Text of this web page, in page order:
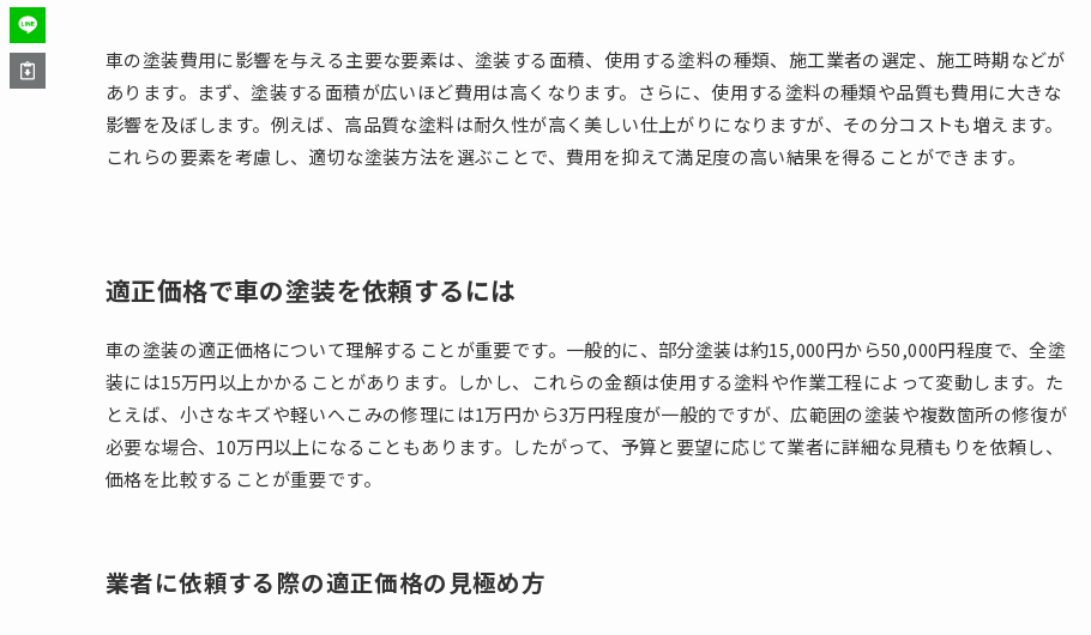
車の塗装費用に影響を与える主要な要素は、塗装する面積、使用する塗料の種類、施工業者の選定、施工時期などが
あります。まず、塗装する面積が広いほど費用は高くなります。さらに、使用する塗料の種類や品質も費用に大きな
影響を及ぼします。例えば、高品質な塗料は耐久性が高く美しい仕上がりになりますが、その分コストも増えます。
これらの要素を考慮し、適切な塗装方法を選ぶことで、費用を抑えて満足度の高い結果を得ることができます。
適正価格で車の塗装を依頼するには
車の塗装の適正価格について理解することが重要です。一般的に、部分塗装は約15,000円から50,000円程度で、全塗
装には15万円以上かかることがあります。しかし、これらの金額は使用する塗料や作業工程によって変動します。た
とえば、小さなキズや軽いへこみの修理には1万円から3万円程度が一般的ですが、広範囲の塗装や複数箇所の修復が
必要な場合、10万円以上になることもあります。したがって、予算と要望に応じて業者に詳細な見積もりを依頼し、
価格を比較することが重要です。
業者に依頼する際の適正価格の見極め方